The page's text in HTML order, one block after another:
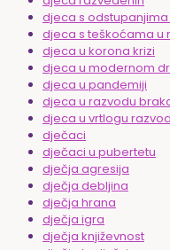
djeca s odstupanjima
djeca s teškoćama u
djeca u korona krizi
djeca u modernom
djeca u pandemiji
djeca u razvodu
djeca u vrtlogu
dječaci
dječaci u pubertetu
dječja agresija
dječja debljina
dječja hrana
dječja igra
dječja književnost